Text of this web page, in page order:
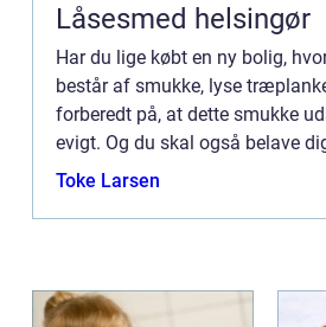
Låsesmed helsingør
Har du lige købt en ny bolig,
består af smukke, lyse
forberedt på, at dette smukke
evigt. Og du skal også belave
en del arb...
Toke Larsen